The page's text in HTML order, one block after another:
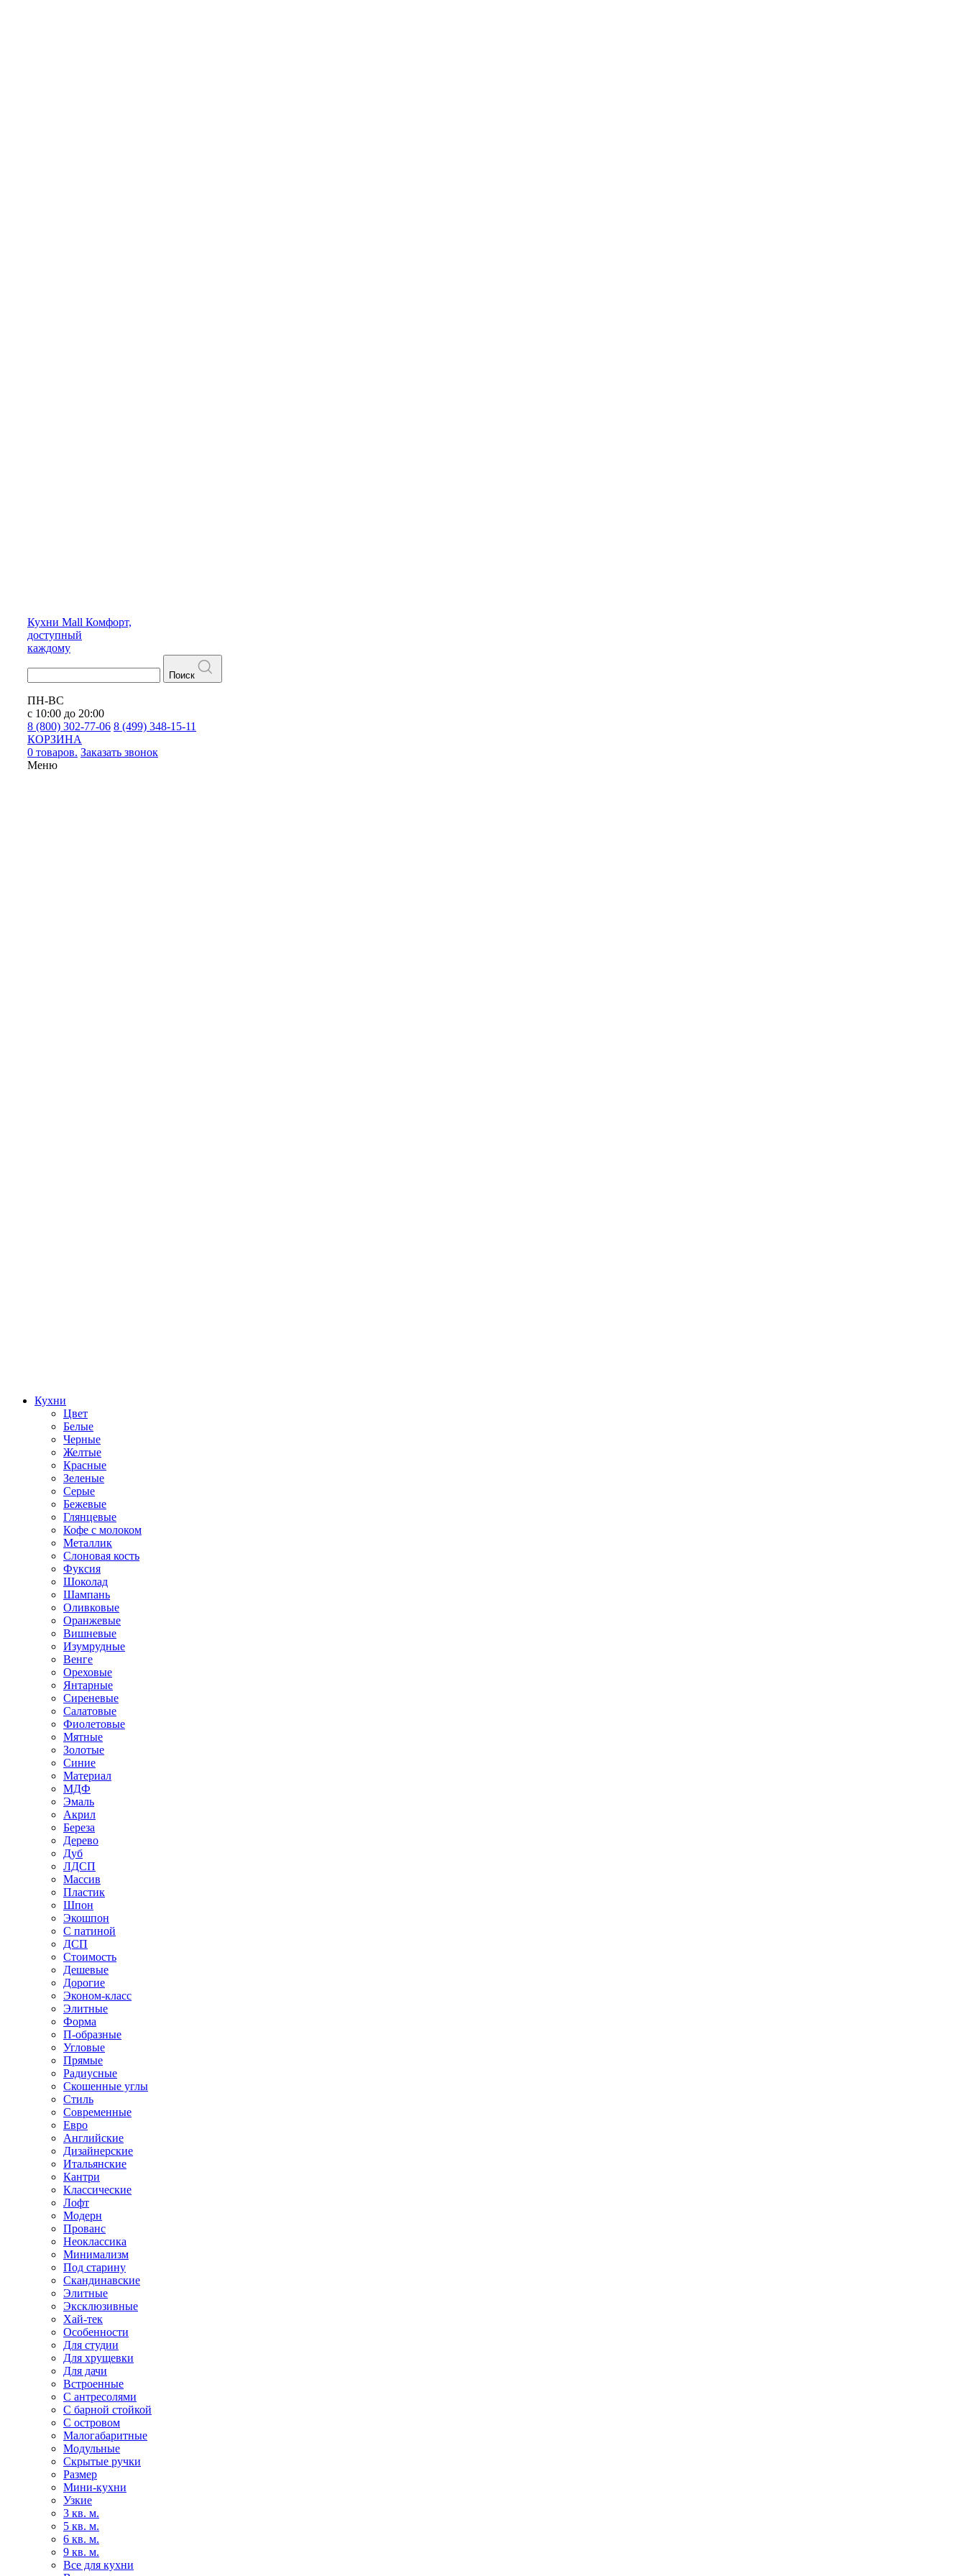
Кухни Mall Комфорт,
доступный
каждому
Поиск
ПН-ВС
с 10:00 до 20:00
8 (800) 302-77-06 8 (499) 348-15-11
КОРЗИНА
0 товаров. Заказать звонок
Меню
Кухни
Цвет
Белые
Черные
Желтые
Красные
Зеленые
Серые
Бежевые
Глянцевые
Кофе с молоком
Металлик
Слоновая кость
Фуксия
Шоколад
Шампань
Оливковые
Оранжевые
Вишневые
Изумрудные
Венге
Ореховые
Янтарные
Сиреневые
Салатовые
Фиолетовые
Мятные
Золотые
Синие
Материал
МДФ
Эмаль
Акрил
Береза
Дерево
Дуб
ЛДСП
Массив
Пластик
Шпон
Экошпон
С патиной
ДСП
Стоимость
Дешевые
Дорогие
Эконом-класс
Элитные
Форма
П-образные
Угловые
Прямые
Радиусные
Скошенные углы
Стиль
Современные
Евро
Английские
Дизайнерские
Итальянские
Кантри
Классические
Лофт
Модерн
Прованс
Неоклассика
Минимализм
Под старину
Скандинавские
Элитные
Эксклюзивные
Хай-тек
Особенности
Для студии
Для хрущевки
Для дачи
Встроенные
С антресолями
С барной стойкой
С островом
Малогабаритные
Модульные
Скрытые ручки
Размер
Мини-кухни
Узкие
3 кв. м.
5 кв. м.
6 кв. м.
9 кв. м.
Все для кухни